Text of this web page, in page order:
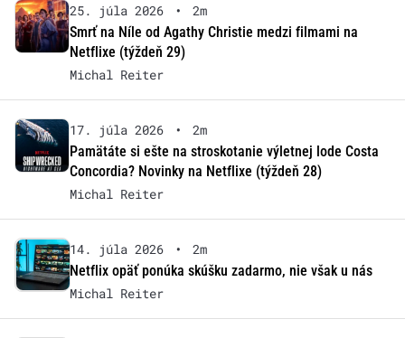
25. júla 2026 •
2m
Smrť na Níle od Agathy Christie medzi filmami na
Netflixe (týždeň 29)
Michal Reiter
17. júla 2026 •
2m
Pamätáte si ešte na stroskotanie výletnej lode Costa
Concordia? Novinky na Netflixe (týždeň 28)
Michal Reiter
14. júla 2026 •
2m
Netflix opäť ponúka skúšku zadarmo, nie však u nás
Michal Reiter